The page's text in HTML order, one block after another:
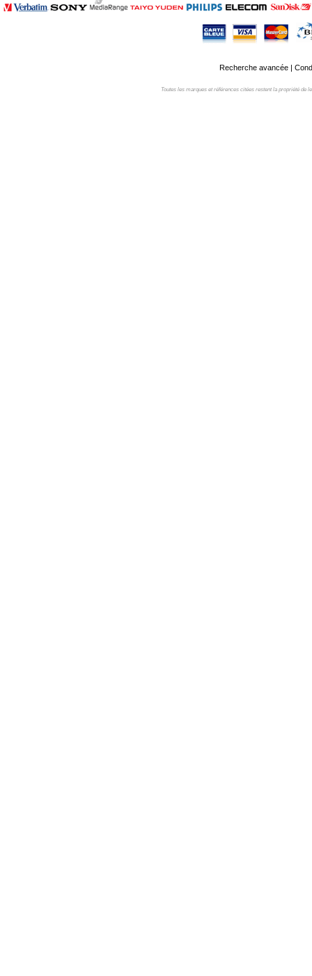
Recherche avancée|
Toutes les marques et références citées restent la propriété de